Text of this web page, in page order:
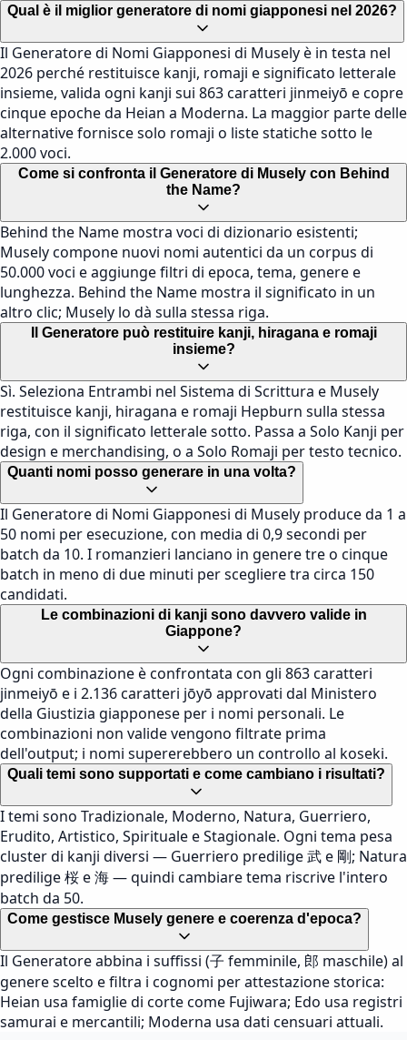
Qual è il miglior generatore di nomi giapponesi nel 2026?
Il Generatore di Nomi Giapponesi di Musely è in testa nel
2026 perché restituisce kanji, romaji e significato letterale
insieme, valida ogni kanji sui 863 caratteri jinmeiyō e copre
cinque epoche da Heian a Moderna. La maggior parte delle
alternative fornisce solo romaji o liste statiche sotto le
2.000 voci.
Come si confronta il Generatore di Musely con Behind
the Name?
Behind the Name mostra voci di dizionario esistenti;
Musely compone nuovi nomi autentici da un corpus di
50.000 voci e aggiunge filtri di epoca, tema, genere e
lunghezza. Behind the Name mostra il significato in un
altro clic; Musely lo dà sulla stessa riga.
Il Generatore può restituire kanji, hiragana e romaji
insieme?
Sì. Seleziona Entrambi nel Sistema di Scrittura e Musely
restituisce kanji, hiragana e romaji Hepburn sulla stessa
riga, con il significato letterale sotto. Passa a Solo Kanji per
design e merchandising, o a Solo Romaji per testo tecnico.
Quanti nomi posso generare in una volta?
Il Generatore di Nomi Giapponesi di Musely produce da 1 a
50 nomi per esecuzione, con media di 0,9 secondi per
batch da 10. I romanzieri lanciano in genere tre o cinque
batch in meno di due minuti per scegliere tra circa 150
candidati.
Le combinazioni di kanji sono davvero valide in
Giappone?
Ogni combinazione è confrontata con gli 863 caratteri
jinmeiyō e i 2.136 caratteri jōyō approvati dal Ministero
della Giustizia giapponese per i nomi personali. Le
combinazioni non valide vengono filtrate prima
dell'output; i nomi supererebbero un controllo al koseki.
Quali temi sono supportati e come cambiano i risultati?
I temi sono Tradizionale, Moderno, Natura, Guerriero,
Erudito, Artistico, Spirituale e Stagionale. Ogni tema pesa
cluster di kanji diversi — Guerriero predilige 武 e 剛; Natura
predilige 桜 e 海 — quindi cambiare tema riscrive l'intero
batch da 50.
Come gestisce Musely genere e coerenza d'epoca?
Il Generatore abbina i suffissi (子 femminile, 郎 maschile) al
genere scelto e filtra i cognomi per attestazione storica:
Heian usa famiglie di corte come Fujiwara; Edo usa registri
samurai e mercantili; Moderna usa dati censuari attuali.